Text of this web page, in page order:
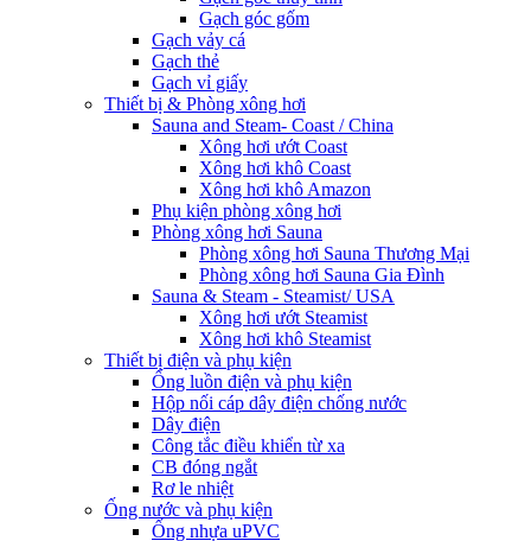
Gạch góc gốm
Gạch vảy cá
Gạch thẻ
Gạch vỉ giấy
Thiết bị & Phòng xông hơi
Sauna and Steam- Coast / China
Xông hơi ướt Coast
Xông hơi khô Coast
Xông hơi khô Amazon
Phụ kiện phòng xông hơi
Phòng xông hơi Sauna
Phòng xông hơi Sauna Thương Mại
Phòng xông hơi Sauna Gia Đình
Sauna & Steam - Steamist/ USA
Xông hơi ướt Steamist
Xông hơi khô Steamist
Thiết bị điện và phụ kiện
Ống luồn điện và phụ kiện
Hộp nối cáp dây điện chống nước
Dây điện
Công tắc điều khiển từ xa
CB đóng ngắt
Rơ le nhiệt
Ống nước và phụ kiện
Ống nhựa uPVC